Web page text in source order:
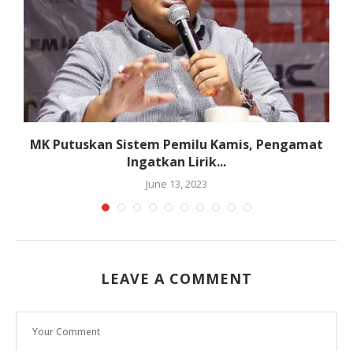
MK Putuskan Sistem Pemilu Kamis, Pengamat
Ingatkan Lirik...
June 13, 2023
LEAVE A COMMENT